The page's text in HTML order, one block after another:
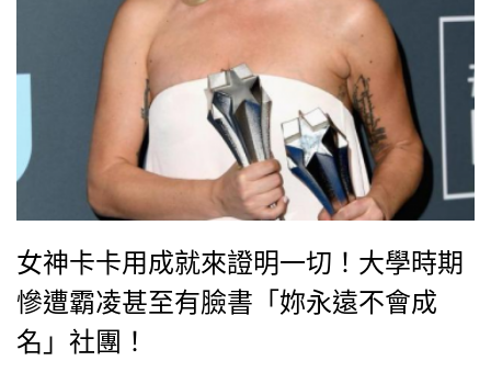
女神卡卡用成就來證明一切！大學時期
慘遭霸凌甚至有臉書「妳永遠不會成
名」社團！